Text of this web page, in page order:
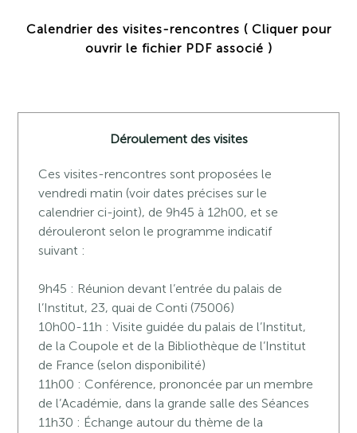
Calendrier des visites-rencontres ( Cliquer pour
ouvrir le fichier PDF associé )
Déroulement des visites
Ces visites-rencontres sont proposées le
vendredi matin (voir dates précises sur le
calendrier ci-joint), de 9h45 à 12h00, et se
dérouleront selon le programme indicatif
suivant :
9h45 : Réunion devant l’entrée du palais de
l’Institut, 23, quai de Conti (75006)
10h00-11h : Visite guidée du palais de l’Institut,
de la Coupole et de la Bibliothèque de l’Institut
de France (selon disponibilité)
11h00 : Conférence, prononcée par un membre
de l’Académie, dans la grande salle des Séances
11h30 : Échange autour du thème de la